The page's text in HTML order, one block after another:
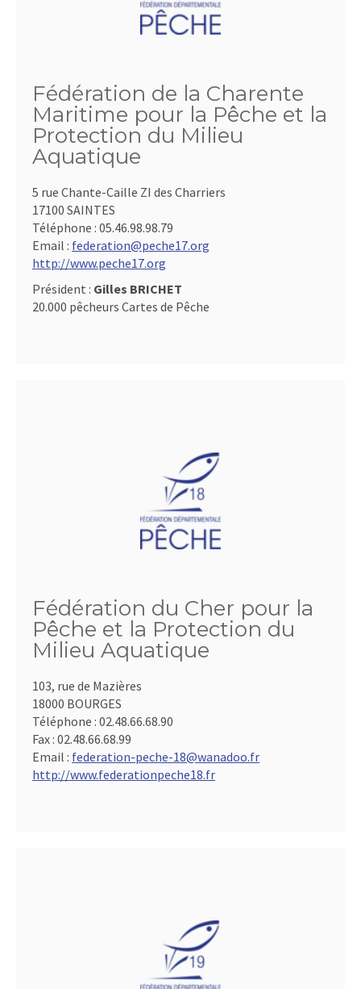
Fédération de la Charente
Maritime pour la Pêche et la
Protection du Milieu
Aquatique
5 rue Chante-Caille ZI des Charriers
17100 SAINTES
Téléphone : 05.46.98.98.79
Email : federation@peche17.org
http://www.peche17.org
Président : Gilles BRICHET
20.000 pêcheurs Cartes de Pêche
Fédération du Cher pour la
Pêche et la Protection du
Milieu Aquatique
103, rue de Mazières
18000 BOURGES
Téléphone : 02.48.66.68.90
Fax : 02.48.66.68.99
Email : federation-peche-18@wanadoo.fr
http://www.federationpeche18.fr